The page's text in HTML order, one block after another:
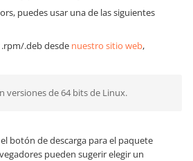
puedes usar una de las siguientes
.deb desde nuestro sitio web,
versiones de 64 bits de Linux.
botón de descarga para el paquete
pueden sugerir elegir un